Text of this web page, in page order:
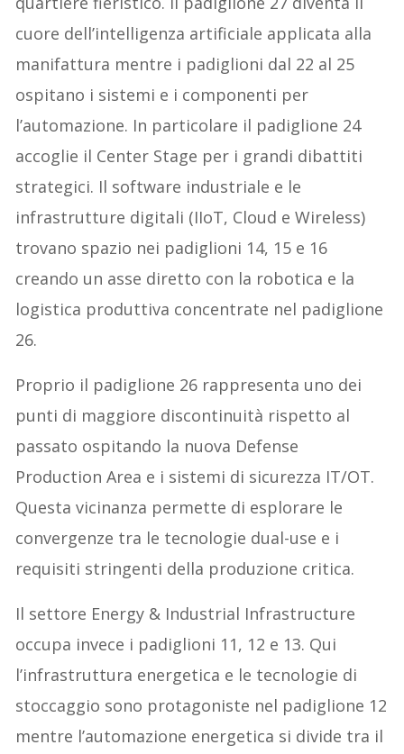
cuore dell’intelligenza artificiale applicata alla
manifattura mentre i padiglioni dal 22 al 25
ospitano i sistemi e i componenti per
l’automazione. In particolare il padiglione 24
accoglie il Center Stage per i grandi dibattiti
strategici. Il software industriale e le
infrastrutture digitali (IIoT, Cloud e Wireless)
trovano spazio nei padiglioni 14, 15 e 16
creando un asse diretto con la robotica e la
logistica produttiva concentrate nel padiglione
26.
Proprio il padiglione 26 rappresenta uno dei
punti di maggiore discontinuità rispetto al
passato ospitando la nuova Defense
Production Area e i sistemi di sicurezza IT/OT.
Questa vicinanza permette di esplorare le
convergenze tra le tecnologie dual-use e i
requisiti stringenti della produzione critica.
Il settore Energy & Industrial Infrastructure
occupa invece i padiglioni 11, 12 e 13. Qui
l’infrastruttura energetica e le tecnologie di
stoccaggio sono protagoniste nel padiglione 12
mentre l’automazione energetica si divide tra il